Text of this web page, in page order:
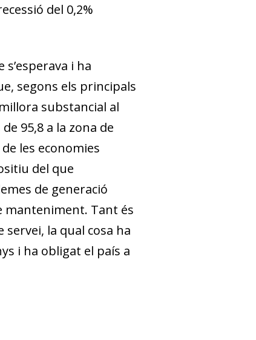
del 0,2%
i ha
segons els principals
substancial al
95,8 a la zona de
les economies
del que
de generació
manteniment. Tant és
la qual cosa ha
i ha obligat el país a